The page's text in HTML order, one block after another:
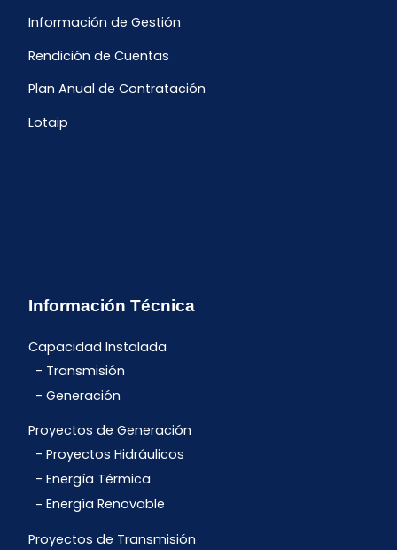
Información de Gestión
Rendición de Cuentas
Plan Anual de Contratación
Lotaip
Información Técnica
Capacidad Instalada
Transmisión
Generación
Proyectos de Generación
Proyectos Hidráulicos
Energía Térmica
Energía Renovable
Proyectos de Transmisión